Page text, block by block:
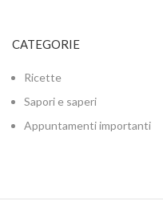
CATEGORIE
Ricette
Sapori e saperi
Appuntamenti importanti